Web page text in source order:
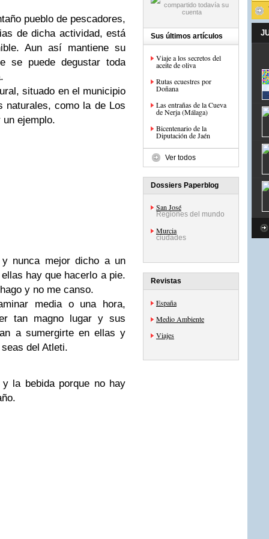
pueblo de pescadores,
de dicha actividad, está
Aun así mantiene su
se puede degustar toda
situado en el municipio
naturales, como la de Los
ejemplo.
nunca mejor dicho a un
hay que hacerlo a pie.
y no me canso.
media o una hora,
tan magno lugar y sus
a sumergirte en ellas y
del Atleti.
la bebida porque no hay
Sus últimos artículos
Viaje a los secretos del
aceite de oliva
Rutas ecuestres por
Doñana
Las entrañas de la Cueva
de Nerja (Málaga)
Bicentenario de la
Diputación de Jaén
Ver todos
Dossiers Paperblog
San José
Regiones del mundo
Murcia
ciudades
Revistas
España
Medio Ambiente
Viajes